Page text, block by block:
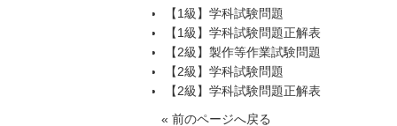
【1級】学科試験問題
【1級】学科試験問題正解表
【2級】製作等作業試験問題
【2級】学科試験問題
【2級】学科試験問題正解表
« 前のページへ戻る